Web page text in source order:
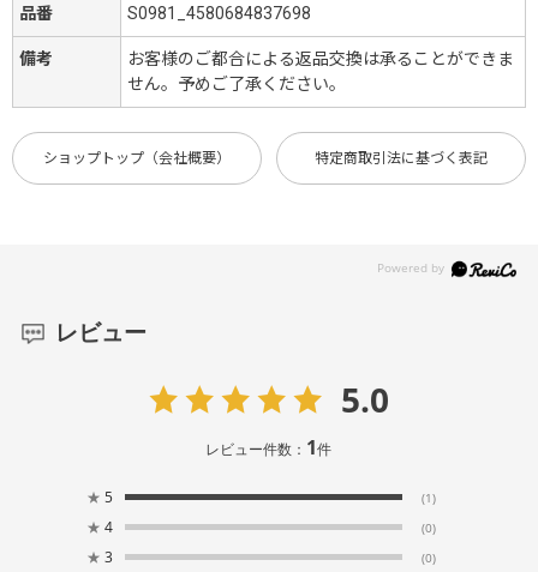
品番 S0981_4580684837698
備考
お客様のご都合による返品交換は承ることができま
せん。予めご了承ください。
ショップトップ（会社概要） 特定商取引法に基づく表記
レビュー
5.0
レビュー件数： 1件
★ 5 (1)
★ 4 (0)
★ 3 (0)